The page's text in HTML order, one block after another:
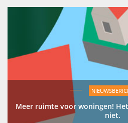
Meer ruimte voor woningen!
niet.